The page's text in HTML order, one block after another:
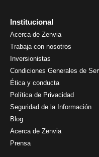
Institucional
Acerca de Zenvia
Trabaja con nosotros
Inversionistas
Condiciones Generales de
Ética y conducta
Política de Privacidad
Seguridad de la Información
Blog
Acerca de Zenvia
Prensa